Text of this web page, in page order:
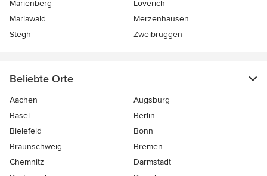
Marienberg
Loverich
Mariawald
Merzenhausen
Stegh
Zweibrüggen
Beliebte Orte
Aachen
Augsburg
Basel
Berlin
Bielefeld
Bonn
Braunschweig
Bremen
Chemnitz
Darmstadt